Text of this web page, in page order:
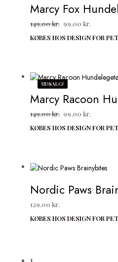
Marcy Fox
149,00kr. Den
pris
99,00 kr.
pris
KØBES HOS DESIGN FOR
UDSALG!
Marcy Racoon
149,00kr. Den
pris
99,00 kr.
pris
KØBES HOS DESIGN FOR
Nordic Paws
129,00 kr.
KØBES HOS DESIGN FOR